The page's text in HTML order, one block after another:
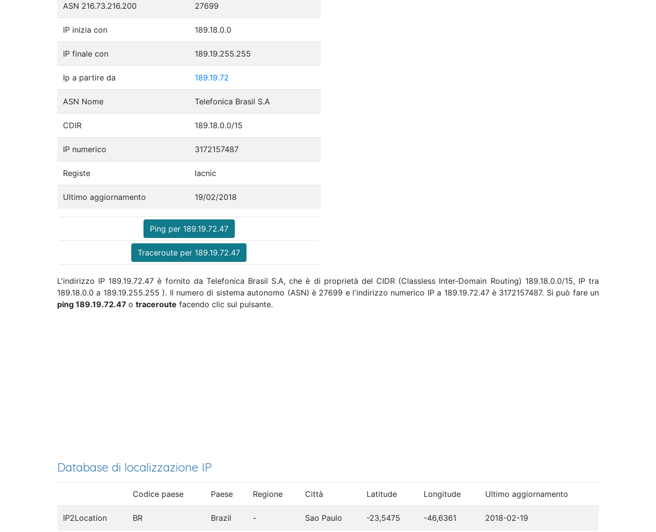
ASN 216.73.216.200 27699
IP inizia con 189.18.0.0
IP finale con 189.19.255.255
Ip a partire da 189.19.72
ASN Nome Telefonica Brasil S.A
CDIR 189.18.0.0/15
IP numerico 3172157487
Registe lacnic
Ultimo aggiornamento 19/02/2018
Ping per 189.19.72.47
Traceroute per 189.19.72.47
L'indirizzo IP 189.19.72.47 è fornito da Telefonica Brasil S.A, che è di proprietà del CIDR (Classless Inter-Domain Routing) 189.18.0.0/15, IP tra
189.18.0.0 a 189.19.255.255 ). Il numero di sistema autonomo (ASN) è 27699 e l'indirizzo numerico IP a 189.19.72.47 è 3172157487. Si può fare un
ping 189.19.72.47 o traceroute facendo clic sul pulsante.
Database di localizzazione IP
Codice paese Paese Regione Città Latitude Longitude Ultimo aggiornamento
IP2Location BR Brazil - Sao Paulo -23,5475 -46,6361 2018-02-19